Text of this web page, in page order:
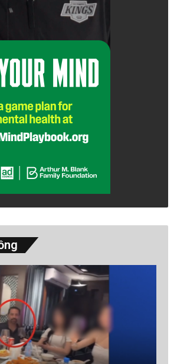
blogger Huỳnh Thục Vy bị
ám tại Campuchia
advertisement